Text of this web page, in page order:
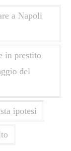
a Napoli
in prestito
del
ipotesi